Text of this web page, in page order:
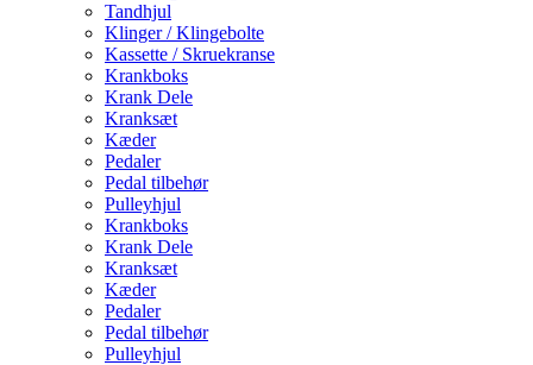
Tandhjul
Klinger / Klingebolte
Kassette / Skruekranse
Krankboks
Krank Dele
Kranksæt
Kæder
Pedaler
Pedal tilbehør
Pulleyhjul
Krankboks
Krank Dele
Kranksæt
Kæder
Pedaler
Pedal tilbehør
Pulleyhjul